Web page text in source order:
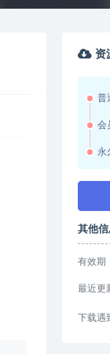
资
普
会
永
其他
有效期
最近更
下载遇